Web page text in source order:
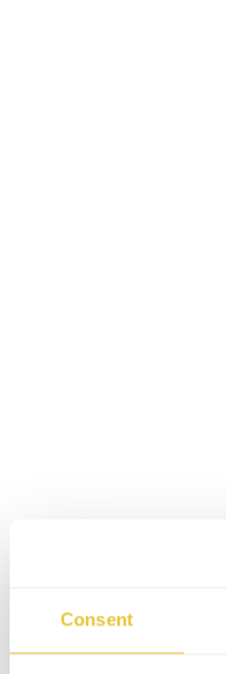
Consent